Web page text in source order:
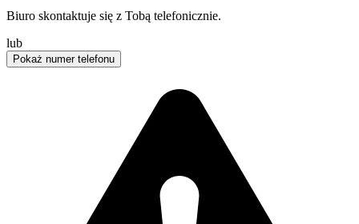
Biuro skontaktuje się z Tobą telefonicznie.
lub
Pokaż numer telefonu